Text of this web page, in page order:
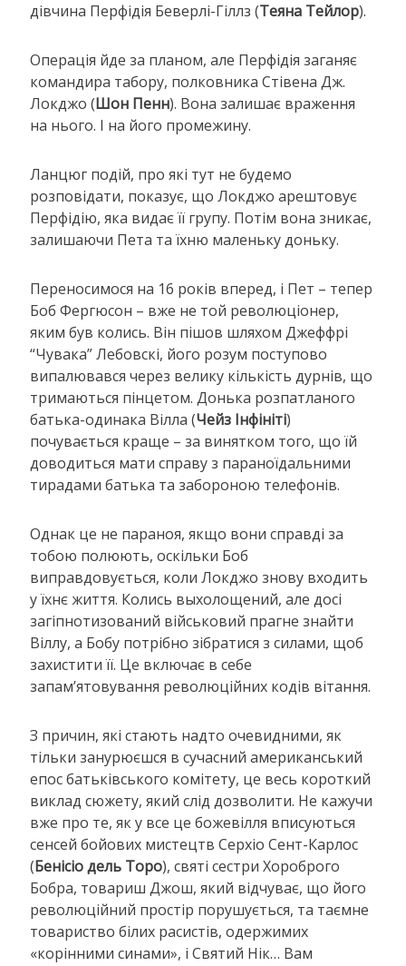
дівчина Перфідія Беверлі-Гіллз (Теяна Тейлор).
Операція йде за планом, але Перфідія заганяє
командира табору, полковника Стівена Дж.
Локджо (Шон Пенн). Вона залишає враження
на нього. І на його промежину.
Ланцюг подій, про які тут не будемо
розповідати, показує, що Локджо арештовує
Перфідію, яка видає її групу. Потім вона зникає,
залишаючи Пета та їхню маленьку доньку.
Переносимося на 16 років вперед, і Пет – тепер
Боб Фергюсон – вже не той революціонер,
яким був колись. Він пішов шляхом Джеффрі
“Чувака” Лебовскі, його розум поступово
випалювався через велику кількість дурнів, що
тримаються пінцетом. Донька розпатланого
батька-одинака Вілла (Чейз Інфініті)
почувається краще – за винятком того, що їй
доводиться мати справу з параноїдальними
тирадами батька та забороною телефонів.
Однак це не параноя, якщо вони справді за
тобою полюють, оскільки Боб
виправдовується, коли Локджо знову входить
у їхнє життя. Колись выхолощений, але досі
загіпнотизований військовий прагне знайти
Віллу, а Бобу потрібно зібратися з силами, щоб
захистити її. Це включає в себе
запам’ятовування революційних кодів вітання.
З причин, які стають надто очевидними, як
тільки занурюєшся в сучасний американський
епос батьківського комітету, це весь короткий
виклад сюжету, який слід дозволити. Не кажучи
вже про те, як у все це божевілля вписуються
сенсей бойових мистецтв Серхіо Сент-Карлос
(Бенісіо дель Торо), святі сестри Хороброго
Бобра, товариш Джош, який відчуває, що його
революційний простір порушується, та таємне
товариство білих расистів, одержимих
«корінними синами», і Святий Нік… Вам